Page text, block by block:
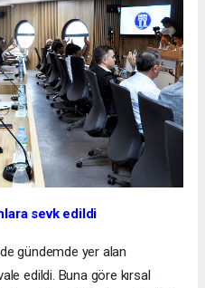
sevk edildi
gündemde yer alan
edildi. Buna göre kırsal